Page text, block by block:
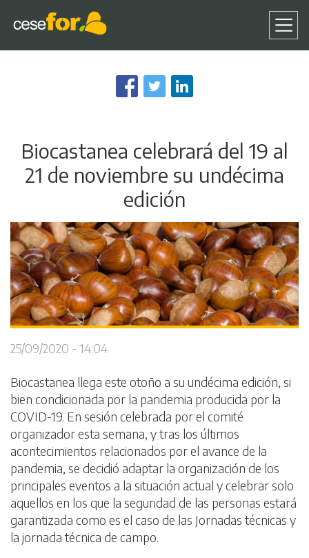
al
contenido
Biocastanea celebrará del 19 al
21 de noviembre su undécima
edición
25/09/2020 - 14:04
Biocastanea llega este otoño a su undécima edición, si
bien condicionada por la pandemia producida por la
COVID-19. En sesión celebrada por el comité
organizador esta semana, y tras los últimos
acontecimientos relacionados por el avance de la
pandemia, se decidió adaptar la organización de los
principales eventos a la situación actual y celebrar solo
aquellos en los que la seguridad de las personas estará
garantizada como es el caso de las Jornadas técnicas y
la jornada técnica de campo.